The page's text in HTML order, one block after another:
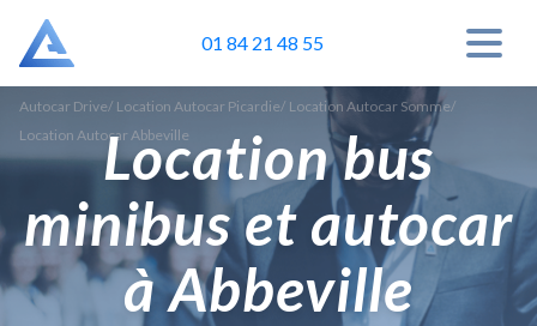
01 84 21 48 55
Autocar Drive/ Location Autocar Picardie/ Location Autocar Somme/
Location Autocar AbbevilleLocation bus
minibus et autocar
à Abbeville